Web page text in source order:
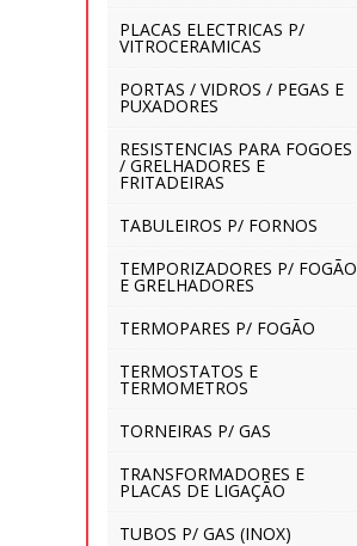
PLACAS ELECTRICAS P/
VITROCERAMICAS
PORTAS / VIDROS / PEGAS E
PUXADORES
RESISTENCIAS PARA FOGOES
/ GRELHADORES E
FRITADEIRAS
TABULEIROS P/ FORNOS
TEMPORIZADORES P/ FOGÃO
E GRELHADORES
TERMOPARES P/ FOGÃO
TERMOSTATOS E
TERMOMETROS
TORNEIRAS P/ GAS
TRANSFORMADORES E
PLACAS DE LIGAÇÃO
TUBOS P/ GAS (INOX)